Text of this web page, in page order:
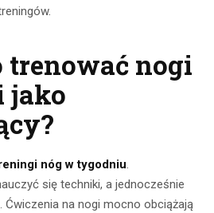
trenować nogi
jako
nóg w tygodniu.
się techniki, a jednocześnie
Ćwiczenia na nogi mocno obciążają